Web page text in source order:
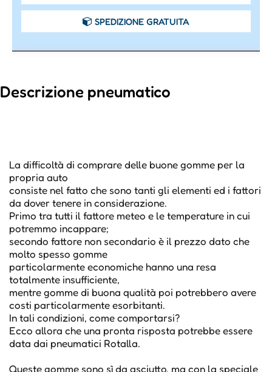
SPEDIZIONE GRATUITA
Descrizione pneumatico
La difficoltà di comprare delle buone gomme per la
propria auto
consiste nel fatto che sono tanti gli elementi ed i fattori
da dover tenere in considerazione.
Primo tra tutti il fattore meteo e le temperature in cui
potremmo incappare;
secondo fattore non secondario è il prezzo dato che
molto spesso gomme
particolarmente economiche hanno una resa
totalmente insufficiente,
mentre gomme di buona qualità poi potrebbero avere
costi particolarmente esorbitanti.
In tali condizioni, come comportarsi?
Ecco allora che una pronta risposta potrebbe essere
data dai pneumatici Rotalla.
Queste gomme sono sì da asciutto, ma con la speciale